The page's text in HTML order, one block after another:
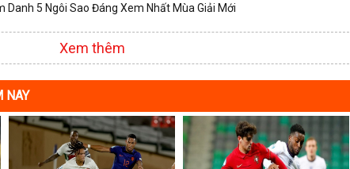
5 Ngôi Sao Đáng Xem Nhất Mùa Giải Mới
Xem thêm
NAY